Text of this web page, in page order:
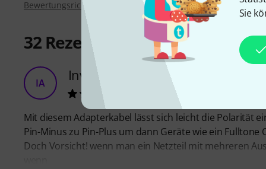
Sie
Bewertungsrichtlinien
32 Rezensionen
IA Invertierung leicht gemacht
I aus B. 07.12.2012
Mit diesem Adapterkabel lässt sich leicht die Polarität
Pin-Minus zu Pin-Plus um dann Geräte wie ein
Doch Vorsicht! wenn man ein Netzteil mit mehreren